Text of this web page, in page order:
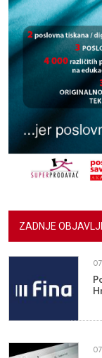
ZADNJE